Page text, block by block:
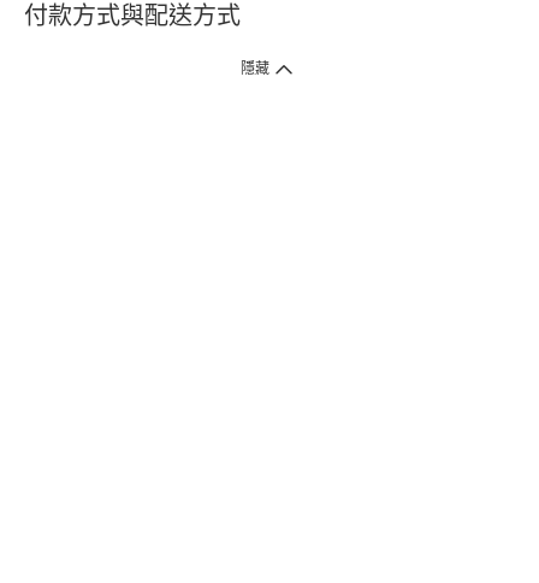
付款方式與配送方式
隱藏